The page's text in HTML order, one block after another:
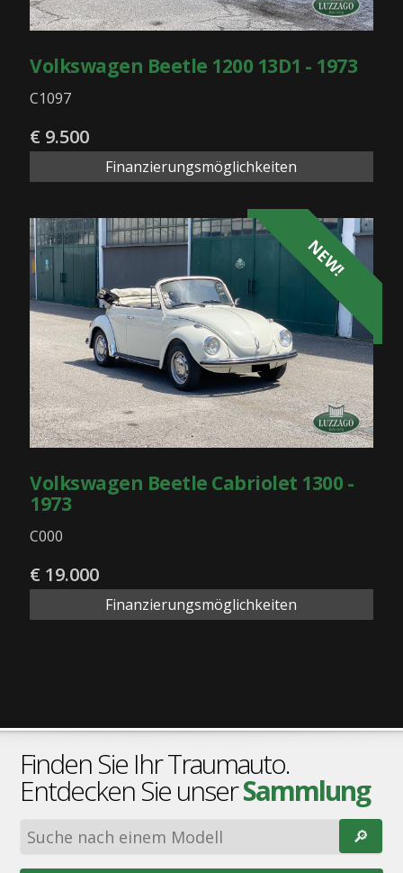
Volkswagen Beetle 1200 13D1 - 1973
C1097
€ 9.500
Finanzierungsmöglichkeiten
NEW!
Volkswagen Beetle Cabriolet 1300 -
1973
C000
€ 19.000
Finanzierungsmöglichkeiten
Finden Sie Ihr Traumauto.
Entdecken Sie unserSammlung
🔎︎